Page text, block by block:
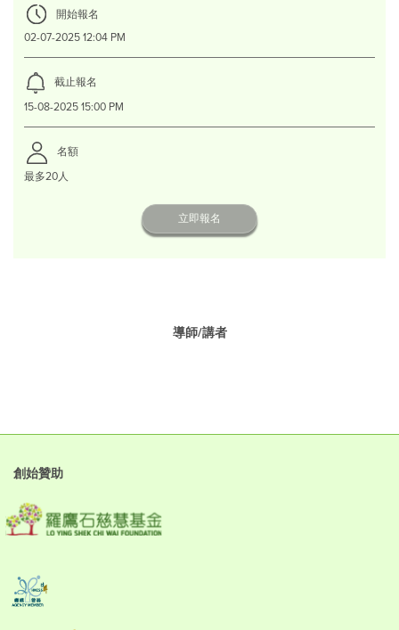
開始報名
02-07-2025 12:04 PM
截止報名
15-08-2025 15:00 PM
名額
最多20人
立即報名
導師/講者
創始贊助